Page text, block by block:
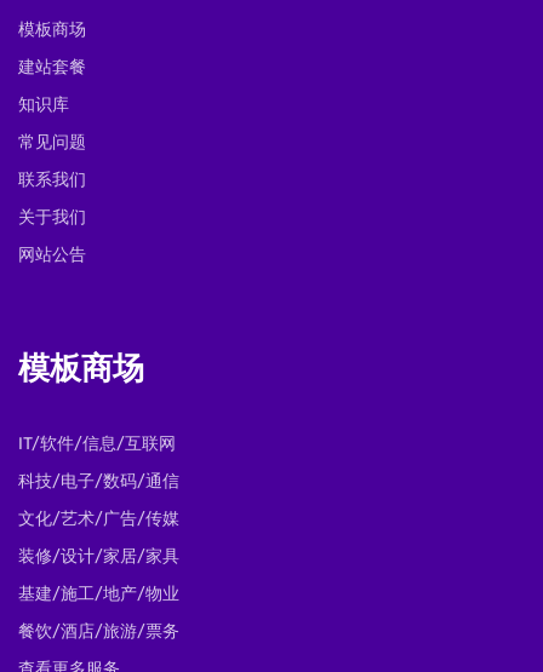
模板商场
建站套餐
知识库
常见问题
联系我们
关于我们
网站公告
模板商场
IT/软件/信息/互联网
科技/电子/数码/通信
文化/艺术/广告/传媒
装修/设计/家居/家具
基建/施工/地产/物业
餐饮/酒店/旅游/票务